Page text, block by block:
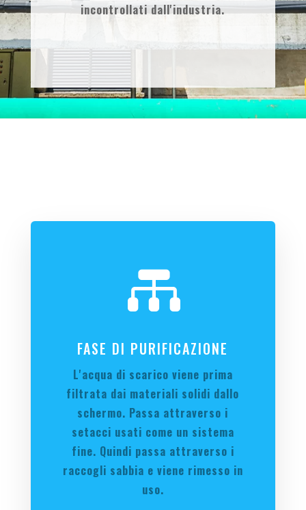
incontrollati dall'industria.

FASE DI PURIFICAZIONE
L'acqua di scarico viene prima
filtrata dai materiali solidi dallo
schermo. Passa attraverso i
setacci usati come un sistema
fine. Quindi passa attraverso i
raccogli sabbia e viene rimesso in
uso.